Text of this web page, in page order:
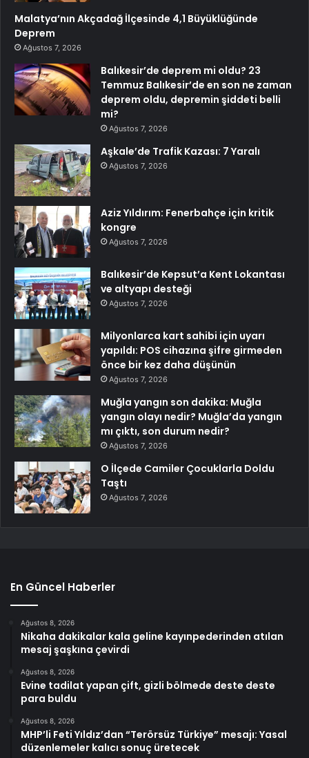
Malatya’nın Akçadağ İlçesinde 4,1 Büyüklüğünde
Deprem
Ağustos 7, 2026
Balıkesir’de deprem mi oldu? 23
Temmuz Balıkesir’de en son ne zaman
deprem oldu, depremin şiddeti belli
mi?
Ağustos 7, 2026
Aşkale’de Trafik Kazası: 7 Yaralı
Ağustos 7, 2026
Aziz Yıldırım: Fenerbahçe için kritik
kongre
Ağustos 7, 2026
Balıkesir’de Kepsut’a Kent Lokantası
ve altyapı desteği
Ağustos 7, 2026
Milyonlarca kart sahibi için uyarı
yapıldı: POS cihazına şifre girmeden
önce bir kez daha düşünün
Ağustos 7, 2026
Muğla yangın son dakika: Muğla
yangın olayı nedir? Muğla’da yangın
mı çıktı, son durum nedir?
Ağustos 7, 2026
O İlçede Camiler Çocuklarla Doldu
Taştı
Ağustos 7, 2026
En Güncel Haberler
Ağustos 8, 2026
Nikaha dakikalar kala geline kayınpederinden atılan
mesaj şaşkına çevirdi
Ağustos 8, 2026
Evine tadilat yapan çift, gizli bölmede deste deste
para buldu
Ağustos 8, 2026
MHP’li Feti Yıldız’dan “Terörsüz Türkiye” mesajı: Yasal
düzenlemeler kalıcı sonuç üretecek